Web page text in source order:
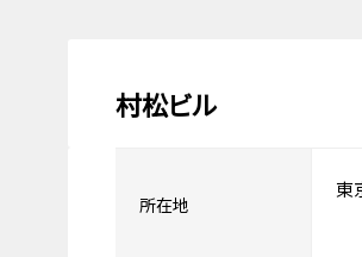
村松ビル
所在地
東